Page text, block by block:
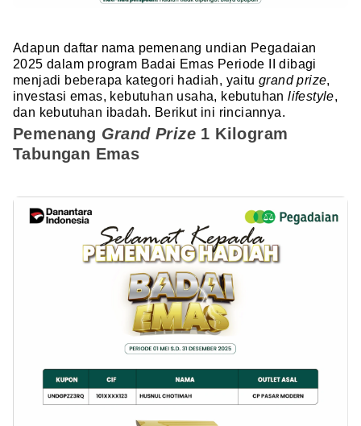
Adapun daftar nama pemenang undian Pegadaian
2025 dalam program Badai Emas Periode II dibagi
menjadi beberapa kategori hadiah, yaitu grand prize,
investasi emas, kebutuhan usaha, kebutuhanlifestyle,
dan kebutuhan ibadah. Berikut ini rinciannya.
Pemenang Grand Prize 1 Kilogram
Tabungan Emas